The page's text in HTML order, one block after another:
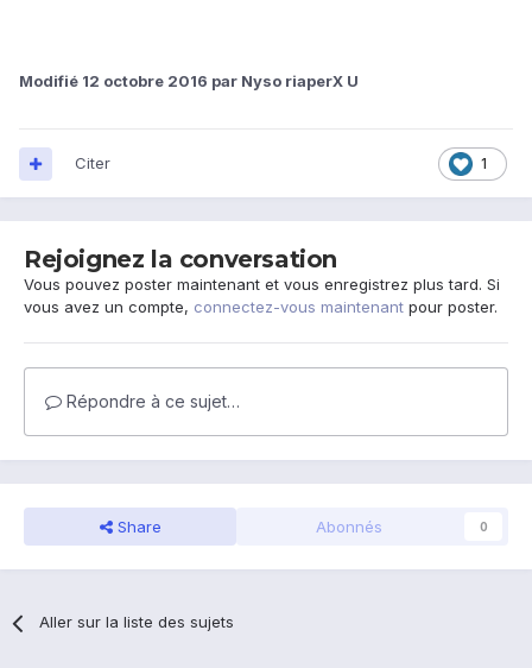
Modifié 12 octobre 2016 par Nyso riaperX U
1
Citer
Rejoignez la conversation
Vous pouvez poster maintenant et vous enregistrez plus tard. Si
vous avez un compte, connectez-vous maintenant pour poster.
Répondre à ce sujet…
Share Abonnés 0
Aller sur la liste des sujets